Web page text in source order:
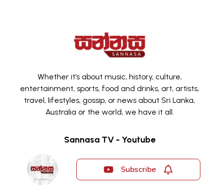
Whether it’s about music, history, culture,
entertainment, sports, food and drinks, art, artists,
travel, lifestyles, gossip, or news about Sri Lanka,
Australia or the world, we have it all.
Sannasa TV - Youtube
Subscribe